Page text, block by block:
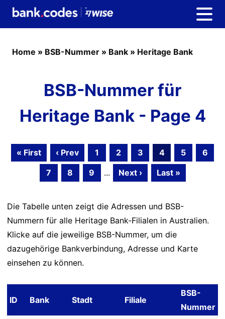
Home » BSB-Nummer » Bank » Heritage Bank
BSB-Nummer für
Heritage Bank - Page 4
« First ‹ Prev 1 2 3 4 5
6
7
8 9 ... Next › Last »
Die Tabelle unten zeigt die Adressen und BSB-
Nummern für alle Heritage Bank-Filialen in Australien.
Klicke auf die jeweilige BSB-Nummer, um die
dazugehörige Bankverbindung, Adresse und Karte
einsehen zu können.
ID Bank Stadt Filiale
BSB-
Nummer